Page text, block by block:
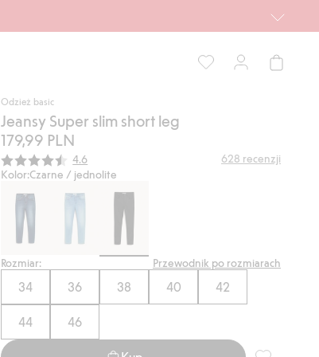
Odzież basic
Jeansy Super slim short leg
179,99 PLN
Średnia ocena:
4.6 628 recenzji
Kolor:Czarne / jednolite
Rozmiar: Przewodnik po rozmiarach
34 36 38 40 42
44 46